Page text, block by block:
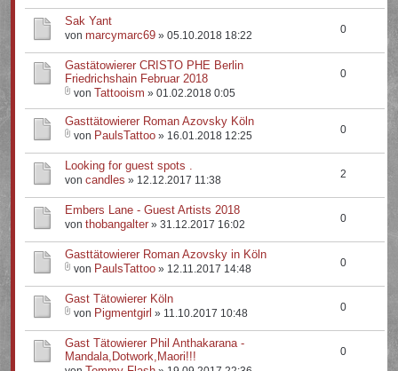
Sak Yant
vonmarcymarc69 » 05.10.2018 18:22 0
Gastätowierer CRISTO PHE Berlin
Friedrichshain Februar 2018
von Tattooism » 01.02.2018 0:05
0
Gasttätowierer Roman Azovsky Köln
von PaulsTattoo » 16.01.2018 12:25 0
Looking for guest spots .
voncandles » 12.12.2017 11:38 2
Embers Lane - Guest Artists 2018
vonthobangalter » 31.12.2017 16:02 0
Gasttätowierer Roman Azovsky in Köln
von PaulsTattoo » 12.11.2017 14:48 0
Gast Tätowierer Köln
von Pigmentgirl » 11.10.2017 10:48 0
Gast Tätowierer Phil Anthakarana -
Mandala,Dotwork,Maori!!!
0